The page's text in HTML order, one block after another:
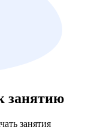
занятию
занятия